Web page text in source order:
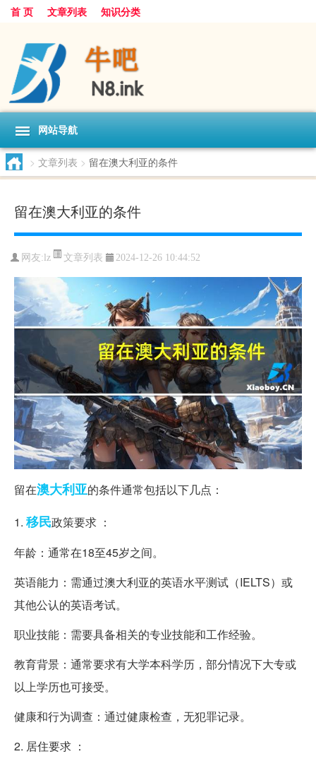
首 页 文章列表 知识分类
网站导航
> 文章列表 > 留在澳大利亚的条件
留在澳大利亚的条件
网友: lz 文章列表 2024-12-26 10:44:52
留在澳大利亚的条件通常包括以下几点：
1. 移民政策要求 ：
年龄：通常在18至45岁之间。
英语能力：需通过澳大利亚的英语水平测试（IELTS）或
其他公认的英语考试。
职业技能：需要具备相关的专业技能和工作经验。
教育背景：通常要求有大学本科学历，部分情况下大专或
以上学历也可接受。
健康和行为调查：通过健康检查，无犯罪记录。
2. 居住要求 ：